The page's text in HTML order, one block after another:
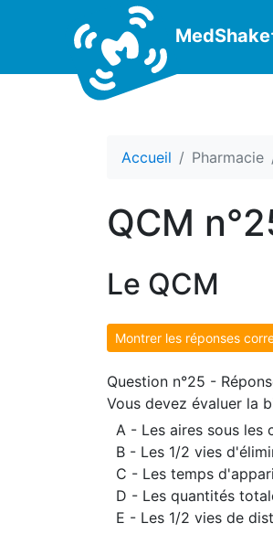
MedShake
Accueil Pharmacie
QCM
Le QCM
Montrer les réponses
Question n°25 -
Vous devez évaluer la
A - Les aires sous les
B - Les 1/2 vies
C - Les temps
D - Les quantités
E - Les 1/2 vies de